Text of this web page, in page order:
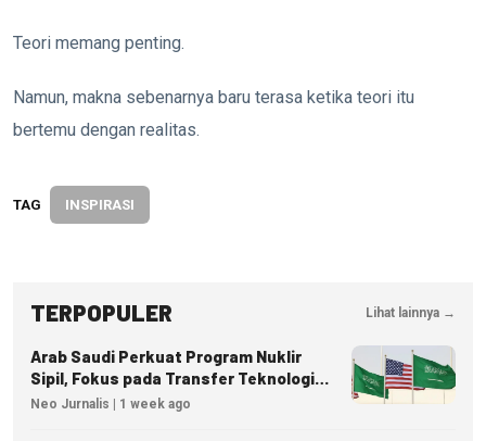
Teori memang penting.
Namun, makna sebenarnya baru terasa ketika teori itu
bertemu dengan realitas.
TAG INSPIRASI
TERPOPULER Lihat lainnya →
Arab Saudi Perkuat Program Nuklir
Sipil, Fokus pada Transfer Teknologi
dan Kedaulatan Energi
Neo Jurnalis | 1 week ago